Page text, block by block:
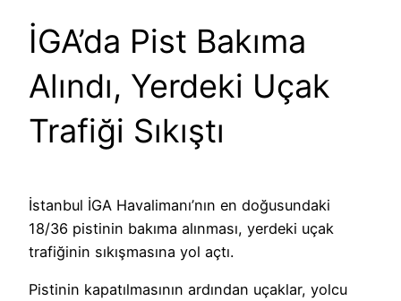
İGA’da Pist Bakıma
Alındı, Yerdeki Uçak
Trafiği Sıkıştı
İstanbul İGA Havalimanı’nın en doğusundaki
18/36 pistinin bakıma alınması, yerdeki uçak
trafiğinin sıkışmasına yol açtı.
Pistinin kapatılmasının ardından uçaklar, yolcu